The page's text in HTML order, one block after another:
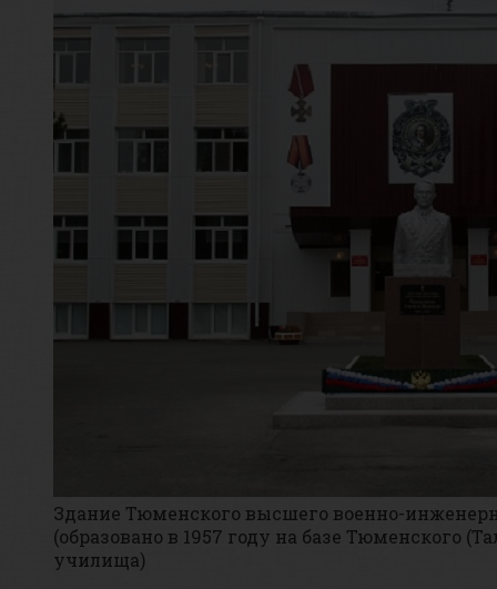
Здание Тюменского высшего военно-
(образовано в 1957 году на базе Тюменского
училища)